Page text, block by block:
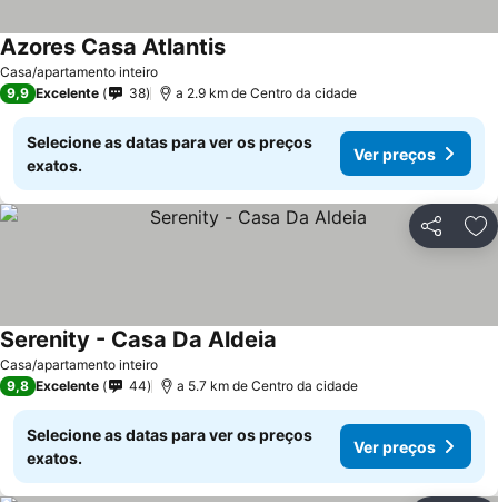
Casa/apartamento inteiro
Azores Casa AtlantisVer preços
9,9 Excelente 38 a 2.9 km de Centro da cidade
Selecione as datas para ver os preços
exatos.
Ver preços
Partilhar
Casa/apartamento inteiro
Serenity - Casa Da Aldeia
9,8 Excelente 44 a 5.7 km de Centro da cidade
Selecione as datas para ver os preços
exatos.
Ver preços